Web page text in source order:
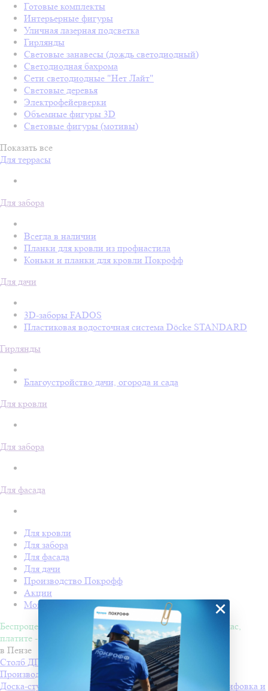
Готовые комплекты
Интерьерные фигуры
Уличная лазерная подсветка
Гирлянды
Световые занавесы (дождь светодиодный)
Светодиодная бахрома
Сети светодиодные "Нет Лайт"
Световые деревья
Электрофейерверки
Объемные фигуры 3D
Световые фигуры (мотивы)
Показать все
Для террасы
Для забора
Всегда в наличии
Планки для кровли из профнастила
Коньки и планки для кровли Покрофф
Для дачи
3D-заборы FADOS
Пластиковая водосточная система Döcke STANDARD
Гирлянды
Благоустройство дачи, огорода и сада
Для кровли
Для забора
Для фасада
Для кровли
Для забора
Для фасада
Для дачи
Производство Покрофф
Акции
Монтаж
Беспроцентная рассрочка на 4 месяца. Покупайте - сейчас,
платите - потом!
в Пензе
Столб ДПК Grand Line 100х100мм тиснение (на трубу)
Производитель
Grand Line
Доска-ступень стартовая ДПК Grand Line 160х22мм шлифовка и
×